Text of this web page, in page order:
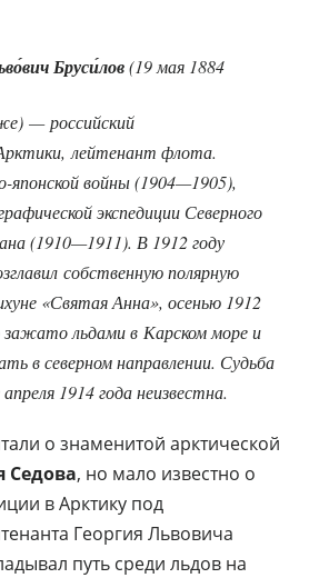
Бруси́лов(19 мая 1884
— российский
лейтенант флота.
японской войны (1904—1905),
экспедиции Северного
(1910—1911). В 1912 году
собственную полярную
«Святая Анна», осенью 1912
зажато льдами в Карском море и
в северном направлении. Судьба
1914 года неизвестна.
о знаменитой арктической
Седова, но мало известно о
в Арктику под
Георгия Львовича
путь среди льдов на